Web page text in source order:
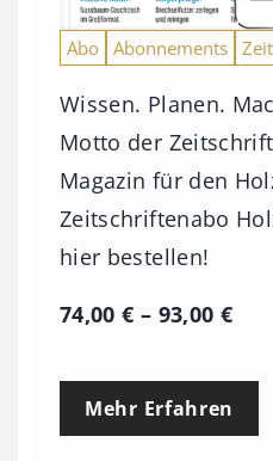
Abo Abonnements
Wissen. Planen.
Motto der
Magazin für den
Zeitschriftenabo
hier bestellen!
74,00€ – 93,00 €P
e
Mehr Erfahren